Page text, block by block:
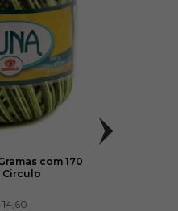
com 170
Circulo
14,60